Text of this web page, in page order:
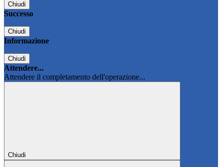
Chiudi
Successo
Chiudi
Informazione
Chiudi
Attendere...
Attendere il completamento dell'operazione...
Chiudi